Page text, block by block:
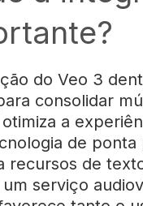
do Veo 3
consolidar
a
de
recursos de
serviço